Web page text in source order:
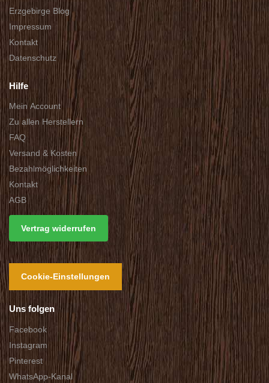
Erzgebirge Blog
Impressum
Kontakt
Datenschutz
Hilfe
Mein Account
Zu allen Herstellern
FAQ
Versand & Kosten
Bezahlmöglichkeiten
Kontakt
AGB
Vertrag widerrufen
Cookie-Einstellungen
Uns folgen
Facebook
Instagram
Pinterest
WhatsApp-Kanal